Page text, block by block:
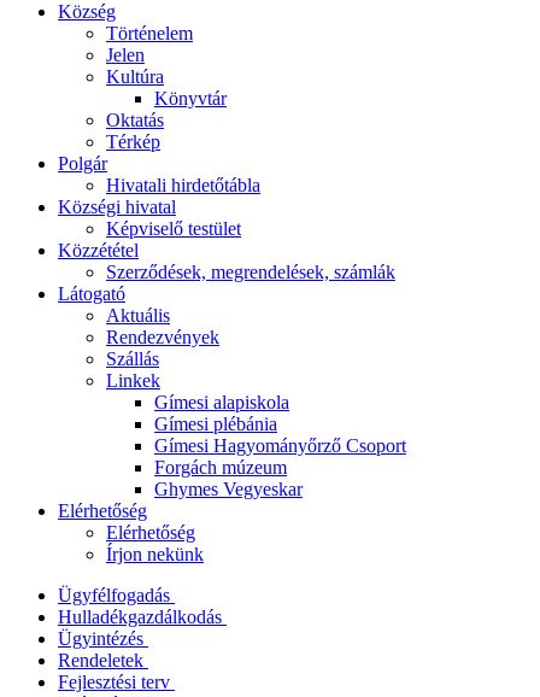
Község
Történelem
Jelen
Kultúra
Könyvtár
Oktatás
Térkép
Polgár
Hivatali hirdetőtábla
Községi hivatal
Képviselő testület
Közzététel
Szerződések, megrendelések, számlák
Látogató
Aktuális
Rendezvények
Szállás
Linkek
Gímesi alapiskola
Gímesi plébánia
Gímesi Hagyományőrző Csoport
Forgách múzeum
Ghymes Vegyeskar
Elérhetőség
Elérhetőség
Írjon nekünk
Ügyfélfogadás
Hulladékgazdálkodás
Ügyintézés
Rendeletek
Fejlesztési terv